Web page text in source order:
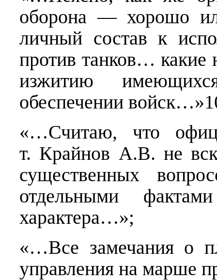
оборона — хорошо
личный состав к
против танков… какие
изжитию
обеспечении
«…Считаю, что
т. Крайнов А.В. не
существенных
отдельными
характера…»;
«…Все замечания о
управления на марше